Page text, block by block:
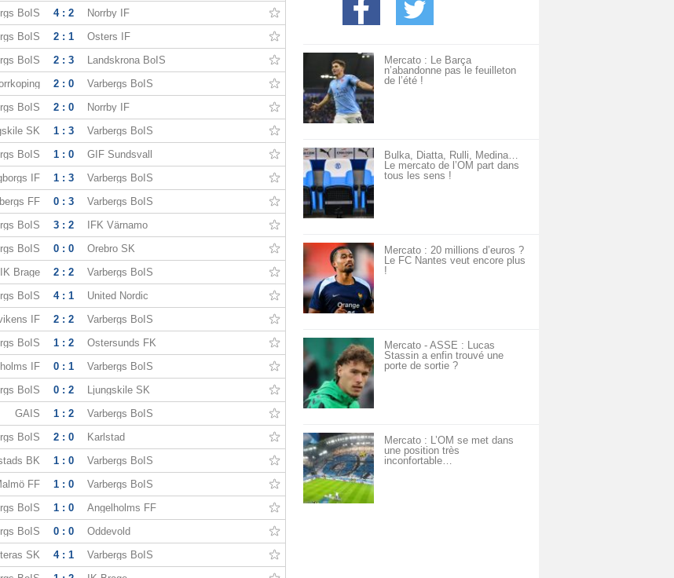
BoIS 4 : 2 Norrby IF
BoIS 2 : 1 Östers IF
BoIS 2 : 3 Landskrona BoIS
2 : 0 Varbergs BoIS
BoIS 2 : 0 Norrby IF
SK 1 : 3 Varbergs BoIS
BoIS 1 : 0 GIF Sundsvall
IF 1 : 3 Varbergs BoIS
FF 0 : 3 Varbergs BoIS
BoIS 3 : 2 IFK Värnamo
BoIS 0 : 0 Örebro SK
IK Brage 2 : 2 Varbergs BoIS
BoIS 4 : 1 United Nordic
IF 2 : 2 Varbergs BoIS
BoIS 1 : 2 Ostersunds FK
IF 0 : 1 Varbergs BoIS
BoIS 0 : 2 Ljungskile SK
GAIS 1 : 2 Varbergs BoIS
BoIS 2 : 0 Karlstad
BK 1 : 0 Varbergs BoIS
FF 1 : 0 Varbergs BoIS
BoIS 1 : 0 Ängelholms FF
BoIS 0 : 0 Oddevold
SK 4 : 1 Varbergs BoIS
Mercato : Le Barça
n’abandonne pas le feuilleton
de l’été !
Bulka, Diatta, Rulli, Medina…
Le mercato de l’OM part dans
tous les sens !
Mercato : 20 millions d’euros ?
Le FC Nantes veut encore plus
!
Mercato - ASSE : Lucas
Stassin a enfin trouvé une
porte de sortie ?
Mercato : L’OM se met dans
une position très
inconfortable…